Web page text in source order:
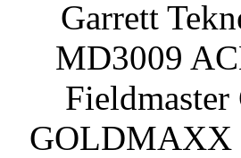
Garrett
MD3009
GOLDMAXX